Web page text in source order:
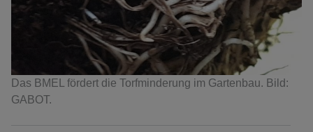
Das BMEL fördert die Torfminderung im Gartenbau. Bild:
GABOT.